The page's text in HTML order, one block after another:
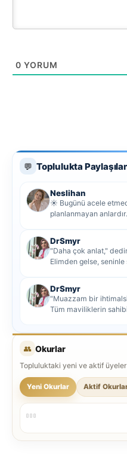
0 YORUM
💬 Toplulukta
Neslihan
☀️ Bugünü acele
planlanmayan anlardır.
DrSmyr
"Daha çok anlat,"
Elimden gelse,
DrSmyr
"Muazzam bir
Tüm maviliklerin
👥 Okurlar
Topluluktaki yeni ve aktif
Yeni Okurlar Aktif